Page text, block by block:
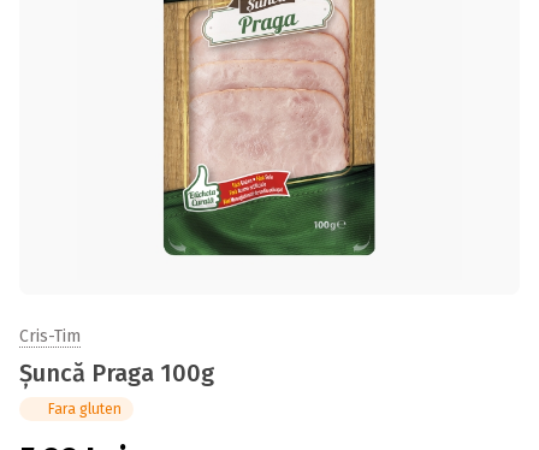
Cris-Tim
Șuncă Praga 100g
Fara gluten